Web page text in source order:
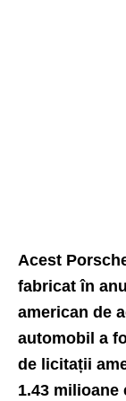
Acest
fabricat în
american de
automobil a
de licitații
1.43 milioane